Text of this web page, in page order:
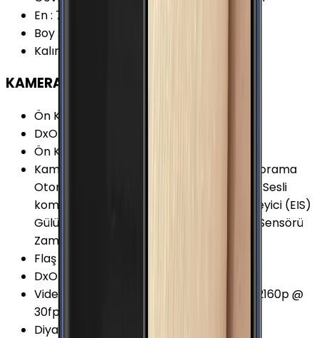
En: 70.1 mm
Boy:
Kalınlık
KAMERA
Ön Kamera Çözünürlüğü
DxOMark 2017 (v2)
Ön Kamera Video Çözünürlüğü
Kamera Özellikleri
HDR Odak Takibi Panorama
Otomatik odaklama Seçimsel Odaklama Sesli
komut Yüz Algılama Dijital görüntü sabitleyici (EIS)
Gülümseme yakalama ISOCELL Görüntü Sensörü
Zamanlayıcı 1.12μm Piksel
Flaş
DxOMark Eski (v1)
Video Kayıt Seçenekleri
1080p @ 60fps 2160p @
30fps
Diyafram Açıklığı